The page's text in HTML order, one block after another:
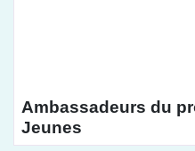
Ambassadeurs du
Jeunes